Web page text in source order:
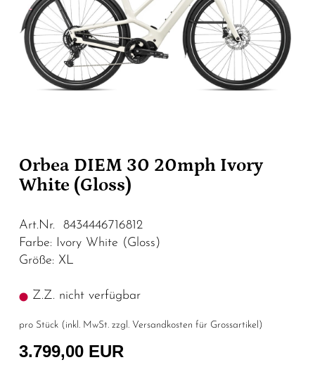
Orbea DIEM 30 20mph Ivory
White (Gloss)
Art.Nr. 8434446716812
Farbe: Ivory White (Gloss)
Größe: XL
Z.Z. nicht verfügbar
pro Stück (inkl. MwSt. zzgl. Versandkosten für Grossartikel )
3.799,00 EUR